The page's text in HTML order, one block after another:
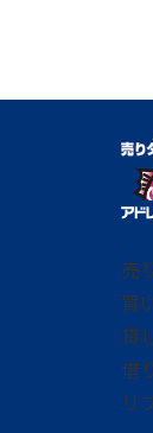
売
買
貸
借
リ